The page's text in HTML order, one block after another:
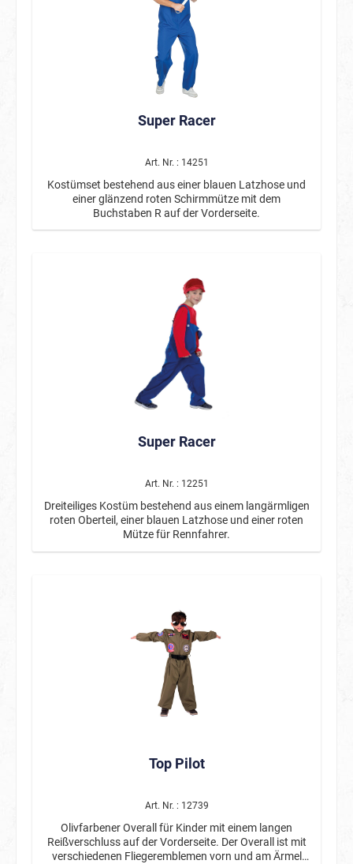
Super Racer
Art. Nr. : 14251
Kostümset bestehend aus einer blauen Latzhose und
einer glänzend roten Schirmmütze mit dem
Buchstaben R auf der Vorderseite.
Super Racer
Art. Nr. : 12251
Dreiteiliges Kostüm bestehend aus einem langärmligen
roten Oberteil, einer blauen Latzhose und einer roten
Mütze für Rennfahrer.
Top Pilot
Art. Nr. : 12739
Olivfarbener Overall für Kinder mit einem langen
Reißverschluss auf der Vorderseite. Der Overall ist mit
verschiedenen Fliegeremblemen vorn und am Ärmel